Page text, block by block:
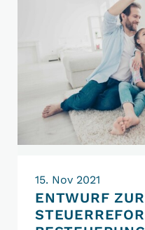
15. Nov 2021
ENTWURF